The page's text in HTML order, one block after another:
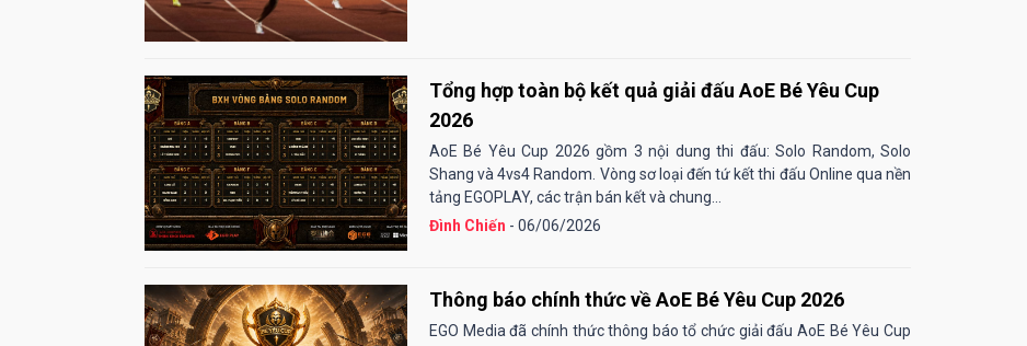
Tổng hợp toàn bộ kết quả giải đấu AoE Bé Yêu Cup
2026
AoE Bé Yêu Cup 2026 gồm 3 nội dung thi đấu: Solo Random, Solo
Shang và 4vs4 Random. Vòng sơ loại đến tứ kết thi đấu Online qua nền
tảng EGOPLAY, các trận bán kết và chung...
Đình Chiến - 06/06/2026
Thông báo chính thức về AoE Bé Yêu Cup 2026
EGO Media đã chính thức thông báo tổ chức giải đấu AoE Bé Yêu Cup